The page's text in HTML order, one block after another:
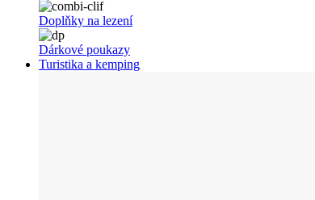
Doplňky na lezení
Dárkové poukazy
Turistika a kemping